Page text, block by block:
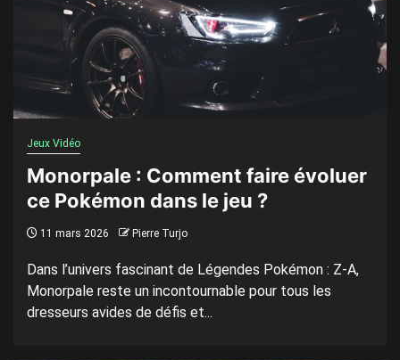
Jeux Vidéo
Monorpale : Comment faire évoluer
ce Pokémon dans le jeu ?
11 mars 2026 Pierre Turjo
Dans l’univers fascinant de Légendes Pokémon : Z-A,
Monorpale reste un incontournable pour tous les
dresseurs avides de défis et...